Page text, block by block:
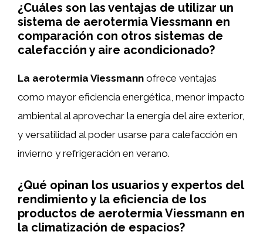
¿Cuáles son las ventajas de utilizar un
sistema de aerotermia Viessmann en
comparación con otros sistemas de
calefacción y aire acondicionado?
La aerotermia Viessmann ofrece ventajas
como mayor eficiencia energética, menor impacto
ambiental al aprovechar la energía del aire exterior,
y versatilidad al poder usarse para calefacción en
invierno y refrigeración en verano.
¿Qué opinan los usuarios y expertos del
rendimiento y la eficiencia de los
productos de aerotermia Viessmann en
la climatización de espacios?